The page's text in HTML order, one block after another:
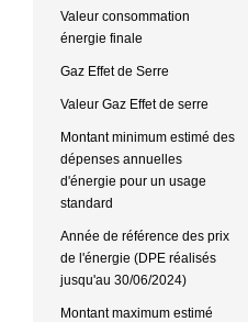
Valeur consommation
énergie finale
Gaz Effet de Serre
Valeur Gaz Effet de serre
Montant minimum estimé des
dépenses annuelles
d'énergie pour un usage
standard
Année de référence des prix
de l'énergie (DPE réalisés
jusqu'au 30/06/2024)
Montant maximum estimé